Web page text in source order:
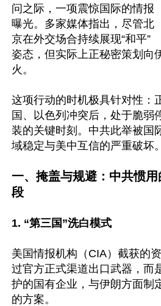
问之际，一项震惊国际的情报
曝光。多家媒体指出，尽管北
京在外交场合持续展现“和平”
姿态，但实际上正秘密策划向
火。
这项行动的时机极具针对性：
国、以色列冲突后，处于脆弱
装的关键时刻。中共此举被国
域稳定与美中互信的严重破坏
一、掩盖与规避：中共惯
段
1. “第三国”洗白模式
美国情报机构（CIA）截获的
过官方正式渠道出口武器，而
护的国有企业，与伊朗方面制
的方案。